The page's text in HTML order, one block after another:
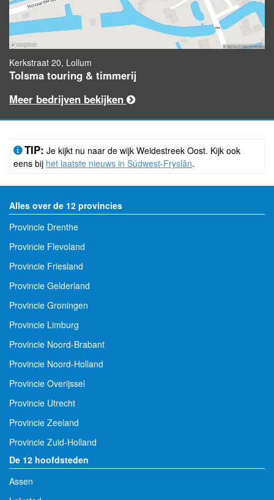
Kerkstraat 20, Lollum
Tolsma touring & timmerij
Meer bedrijven bekijken
TIP: Je kijkt nu naar de wijk Weidestreek Oost. Kijk ook
eens bij het laatste nieuws in Súdwest-Fryslân.
Alles over de 12 provincies
Provincie Drenthe
Provincie Flevoland
Provincie Friesland
Provincie Gelderland
Provincie Groningen
Provincie Limburg
Provincie Noord-Brabant
Provincie Noord-Holland
Provincie Overijssel
Provincie Utrecht
Provincie Zeeland
Provincie Zuid-Holland
De 12 hoofdsteden
Assen